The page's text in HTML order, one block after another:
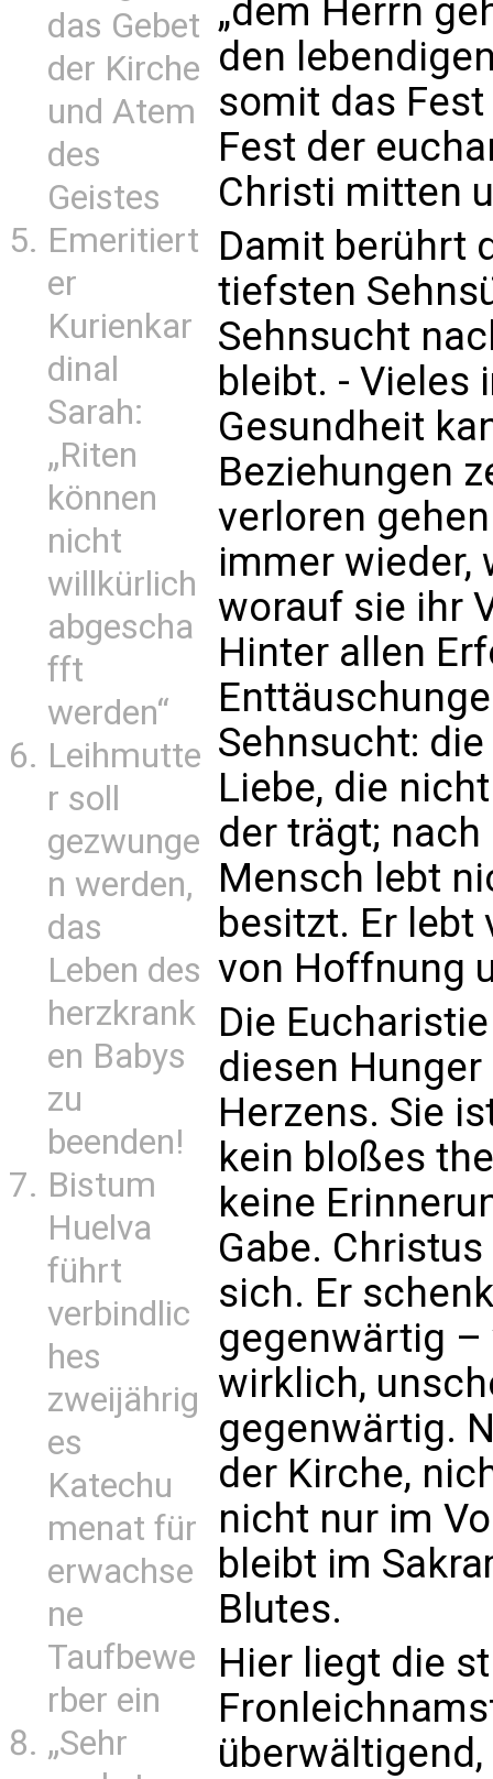
das Gebet
der Kirche
und Atem
des
Geistes
Emeritiert
er
Kurienkar
dinal
Sarah:
„Riten
können
nicht
willkürlich
abgescha
fft
werden“
Leihmutte
r soll
gezwunge
n werden,
das
Leben des
herzkrank
en Babys
zu
beenden!
Bistum
Huelva
führt
verbindlic
hes
zweijährig
es
Katechu
menat für
erwachse
ne
Taufbewe
rber ein
„Sehr
„dem Herrn
den
somit das
Fest der
Christi mitten
Damit berührt
tiefsten
Sehnsucht
bleibt. - Vieles
Gesundheit
Beziehungen
verloren
immer wieder,
worauf sie ihr
Hinter allen
Sehnsucht:
Liebe, die
der trägt; nach
Mensch lebt
besitzt. Er lebt
von Hoffnung
Die
diesen
Herzens. Sie
kein bloßes
keine
Gabe.
sich. Er
gegenwärtig –
wirklich,
gegenwärtig.
der Kirche,
nicht nur im
bleibt im
Blutes.
Hier liegt die